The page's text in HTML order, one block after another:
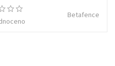
Betafence